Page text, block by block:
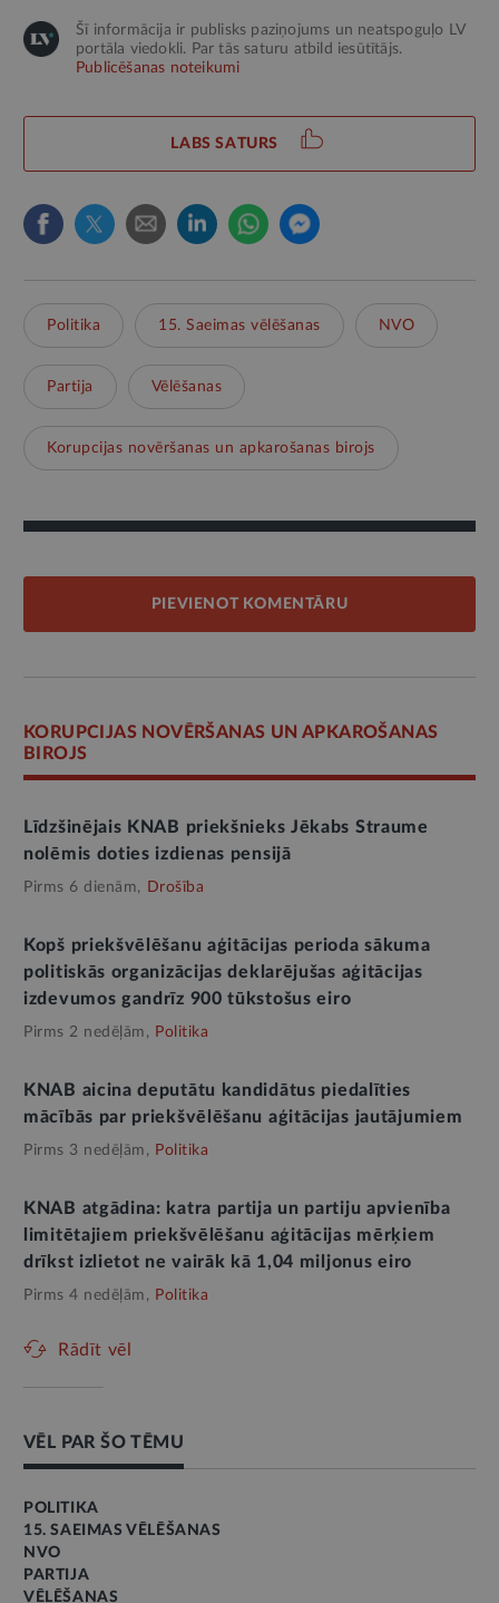
Šī informācija ir publisks paziņojums un neatspoguļo LV
portāla viedokli. Par tās saturu atbild iesūtītājs.
Publicēšanas noteikumi
LABS SATURS
Politika 15. Saeimas vēlēšanas NVO
Partija Vēlēšanas
Korupcijas novēršanas un apkarošanas birojs
PIEVIENOT KOMENTĀRU
KORUPCIJAS NOVĒRŠANAS UN APKAROŠANAS
BIROJS
Līdzšinējais KNAB priekšnieks Jēkabs Straume
nolēmis doties izdienas pensijā
Pirms 6 dienām, Drošība
Kopš priekšvēlēšanu aģitācijas perioda sākuma
politiskās organizācijas deklarējušas aģitācijas
izdevumos gandrīz 900 tūkstošus eiro
Pirms 2 nedēļām, Politika
KNAB aicina deputātu kandidātus piedalīties
mācībās par priekšvēlēšanu aģitācijas jautājumiem
Pirms 3 nedēļām, Politika
KNAB atgādina: katra partija un partiju apvienība
limitētajiem priekšvēlēšanu aģitācijas mērķiem
drīkst izlietot ne vairāk kā 1,04 miljonus eiro
Pirms 4 nedēļām, Politika
Rādīt vēl
VĒL PAR ŠO TĒMU
POLITIKA
15. SAEIMAS VĒLĒŠANAS
NVO
PARTIJA
VĒLĒŠANAS